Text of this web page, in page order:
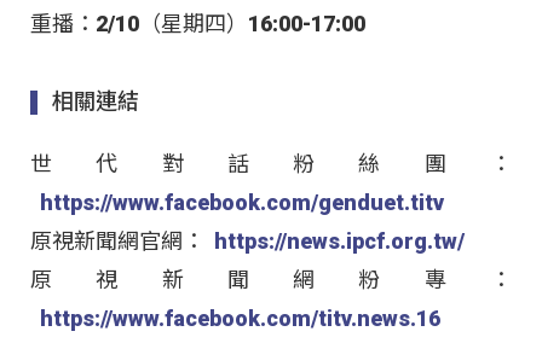
重播：2/10（星期四）16:00-17:00
相關連結
世代對話粉絲團：
https://www.facebook.com/genduet.titv
原視新聞網官網：
https://news.ipcf.org.tw/
原視新聞網粉專：
https://www.facebook.com/titv.news.16